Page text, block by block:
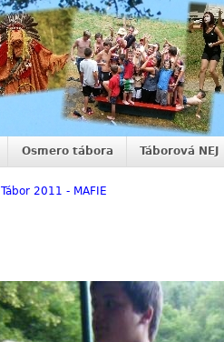
Osmero tábora Táborová NEJ
Tábor 2011 - MAFIE